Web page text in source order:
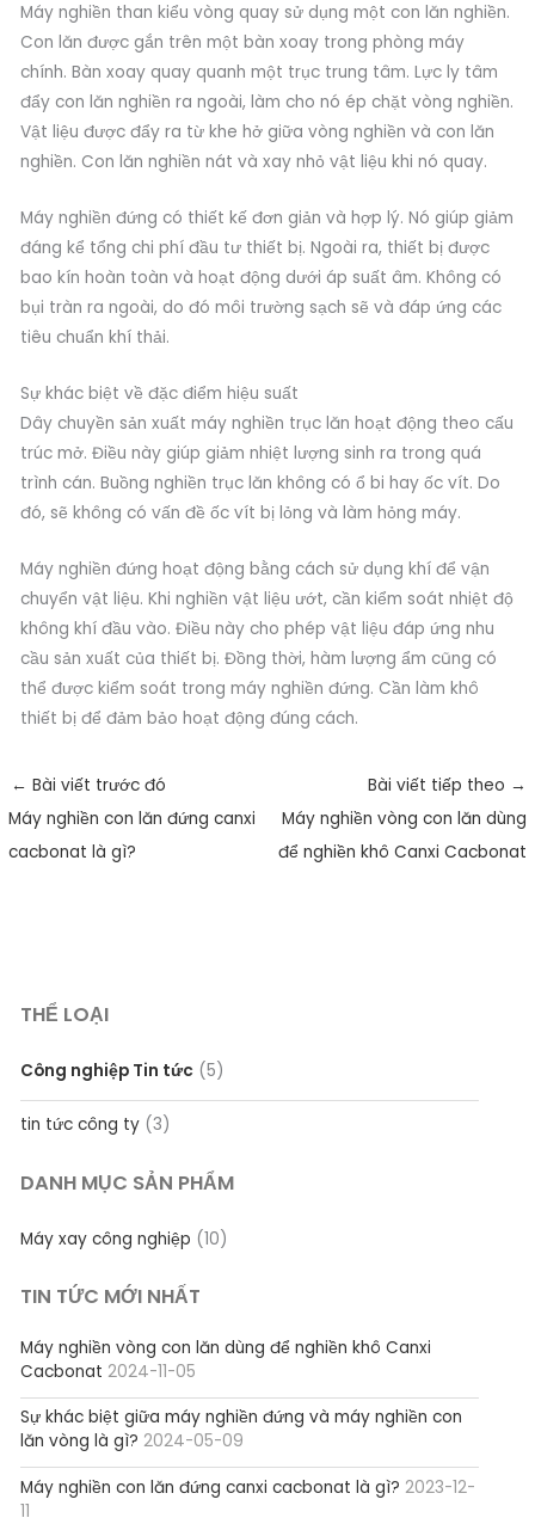
THỂ LOẠI
Công nghiệp Tin tức(5)
tin tức công ty(3)
DANH MỤC SẢN PHẨM
Máy xay công nghiệp (10)
TIN TỨC MỚI NHẤT
Máy nghiền vòng con lăn dùng để nghiền khô Canxi
Cacbonat 2024-11-05
Sự khác biệt giữa máy nghiền đứng và máy nghiền con
lăn vòng là gì? 2024-05-09
Máy nghiền con lăn đứng canxi cacbonat là gì? 2023-12-
11
Máy nghiền than kiểu vòng quay sử dụng một con lăn nghiền.
Con lăn được gắn trên một bàn xoay trong phòng máy
chính. Bàn xoay quay quanh một trục trung tâm. Lực ly tâm
đẩy con lăn nghiền ra ngoài, làm cho nó ép chặt vòng nghiền.
Vật liệu được đẩy ra từ khe hở giữa vòng nghiền và con lăn
nghiền. Con lăn nghiền nát và xay nhỏ vật liệu khi nó quay.
Máy nghiền đứng có thiết kế đơn giản và hợp lý. Nó giúp giảm
đáng kể tổng chi phí đầu tư thiết bị. Ngoài ra, thiết bị được
bao kín hoàn toàn và hoạt động dưới áp suất âm. Không có
bụi tràn ra ngoài, do đó môi trường sạch sẽ và đáp ứng các
tiêu chuẩn khí thải.
Sự khác biệt về đặc điểm hiệu suất
Dây chuyền sản xuất máy nghiền trục lăn hoạt động theo cấu
trúc mở. Điều này giúp giảm nhiệt lượng sinh ra trong quá
trình cán. Buồng nghiền trục lăn không có ổ bi hay ốc vít. Do
đó, sẽ không có vấn đề ốc vít bị lỏng và làm hỏng máy.
Máy nghiền đứng hoạt động bằng cách sử dụng khí để vận
chuyển vật liệu. Khi nghiền vật liệu ướt, cần kiểm soát nhiệt độ
không khí đầu vào. Điều này cho phép vật liệu đáp ứng nhu
cầu sản xuất của thiết bị. Đồng thời, hàm lượng ẩm cũng có
thể được kiểm soát trong máy nghiền đứng. Cần làm khô
thiết bị để đảm bảo hoạt động đúng cách.
← Bài viết trước đó
Máy nghiền con lăn đứng canxi
cacbonat là gì?
Bài viết tiếp theo →
Máy nghiền vòng con lăn dùng
để nghiền khô Canxi Cacbonat